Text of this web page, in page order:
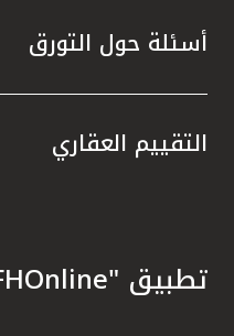
أسئلة حول التورق
التقييم العقاري
تطبيق "KFHOnline" للهواتف الذكية